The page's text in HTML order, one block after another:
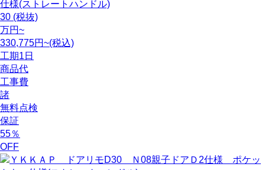
仕様(ストレートハンドル)
30 (税抜)
万円~
330,775円~(税込)
工期1日
商品代
工事費
諸
無料点検
保証
55％
OFF